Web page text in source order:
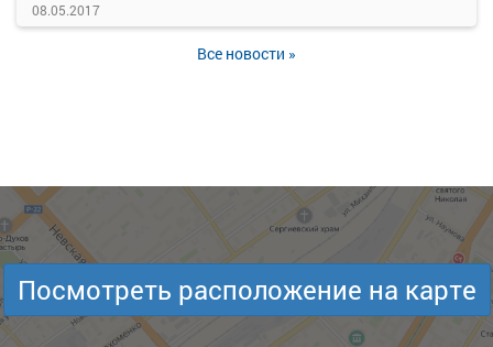
08.05.2017
Все новости »
Посмотреть расположение на карте